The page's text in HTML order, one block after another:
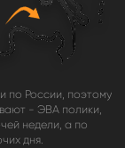
по России, поэтому
- ЭВА полики,
недели, а по
дня.